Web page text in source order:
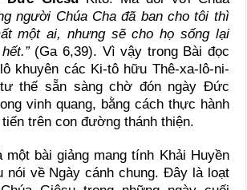
người Chúa Cha đã ban cho tôi thì
một ai, nhưng sẽ cho họ sống lại
”(Ga 6,39). Vì vậy trong Bài đọc
lô khuyên các Ki-tô hữu Thê-xa-lô-ni-
thế sẵn sàng chờ đón ngày Đức
vinh quang, bằng cách thực hành
trên con đường thánh thiện.
một bài giảng mang tính Khải Huyền
nói về Ngày cánh chung. Đây là loạt